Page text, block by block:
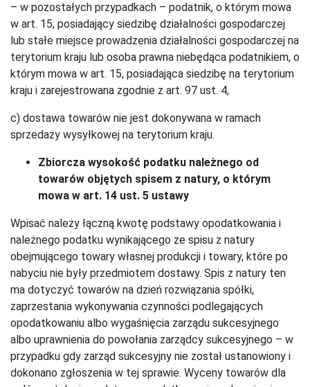
– w pozostałych przypadkach – podatnik, o którym mowa
w art. 15, posiadający siedzibę działalności gospodarczej
lub stałe miejsce prowadzenia działalności gospodarczej na
terytorium kraju lub osoba prawna niebędąca podatnikiem, o
którym mowa w art. 15, posiadająca siedzibę na terytorium
kraju i zarejestrowana zgodnie z art. 97 ust. 4,
c) dostawa towarów nie jest dokonywana w ramach
sprzedaży wysyłkowej na terytorium kraju.
Zbiorcza wysokość podatku należnego od
towarów objętych spisem z natury, o którym
mowa w art. 14 ust. 5 ustawy
Wpisać należy łączną kwotę podstawy opodatkowania i
należnego podatku wynikającego ze spisu z natury
obejmującego towary własnej produkcji i towary, które po
nabyciu nie były przedmiotem dostawy. Spis z natury ten
ma dotyczyć towarów na dzień rozwiązania spółki,
zaprzestania wykonywania czynności podlegających
opodatkowaniu albo wygaśnięcia zarządu sukcesyjnego
albo uprawnienia do powołania zarządcy sukcesyjnego – w
przypadku gdy zarząd sukcesyjny nie został ustanowiony i
dokonano zgłoszenia w tej sprawie. Wyceny towarów dla